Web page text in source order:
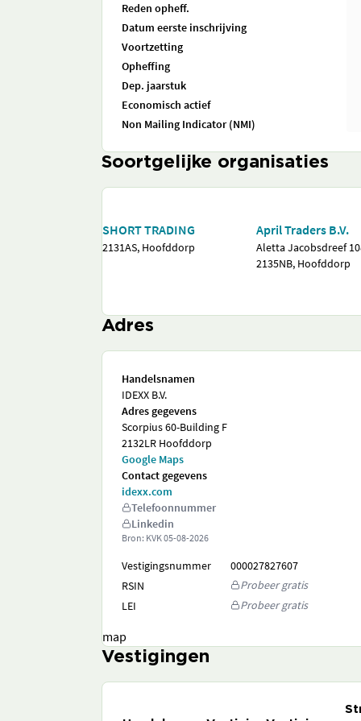
Reden opheff.
Datum eerste inschrijving
Voortzetting
Opheffing
Dep. jaarstuk
Economisch actief
Non Mailing Indicator (NMI)
Soortgelijke organisaties
SHORT TRADING
2131AS, Hoofddorp
April Traders B.V.
Aletta Jacobsdreef
2135NB, Hoofddorp
Adres
Handelsnamen
IDEXX B.V.
Adres gegevens
Scorpius 60-Building F
2132LR Hoofddorp
Google Maps
Contact gegevens
idexx.com
Telefoonnummer
Linkedin
Bron: KVK05-08-2026
Vestigingsnummer
000027827607
RSIN
Probeer gratis
LEI
Probeer gratis
map
Vestigingen